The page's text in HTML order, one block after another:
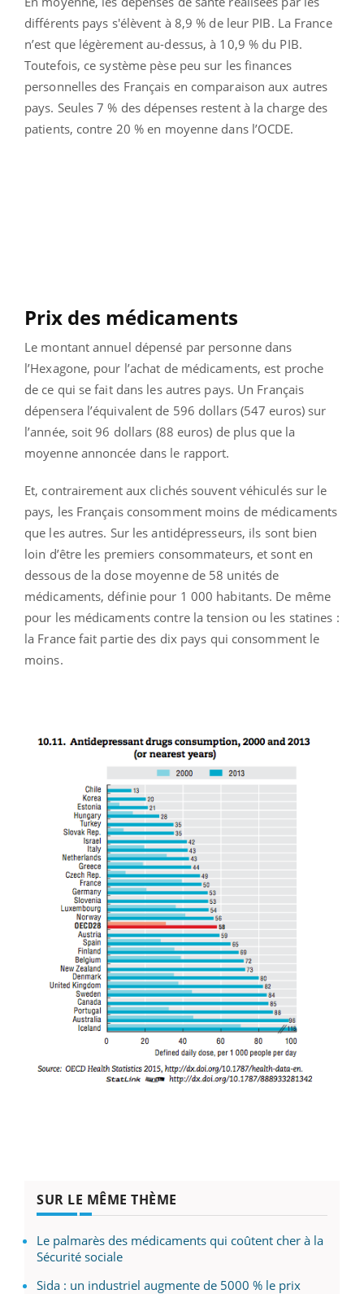
différents pays s'élèvent à 8,9 % de leur PIB. La France
n’est que légèrement au-dessus, à 10,9 % du PIB.
Toutefois, ce système pèse peu sur les finances
personnelles des Français en comparaison aux autres
pays. Seules 7 % des dépenses restent à la charge des
patients, contre 20 % en moyenne dans l’OCDE.
Prix des médicaments
Le montant annuel dépensé par personne dans
l’Hexagone, pour l’achat de médicaments, est proche
de ce qui se fait dans les autres pays. Un Français
dépensera l’équivalent de 596 dollars (547 euros) sur
l’année, soit 96 dollars (88 euros) de plus que la
moyenne annoncée dans le rapport.
Et, contrairement aux clichés souvent véhiculés sur le
pays, les Français consomment moins de médicaments
que les autres. Sur les antidépresseurs, ils sont bien
loin d’être les premiers consommateurs, et sont en
dessous de la dose moyenne de 58 unités de
médicaments, définie pour 1 000 habitants. De même
pour les médicaments contre la tension ou les statines :
la France fait partie des dix pays qui consomment le
moins.
SUR LE MÊME THÈME
Le palmarès des médicaments qui coûtent cher à la
Sécurité sociale
Sida : un industriel augmente de 5000 % le prix